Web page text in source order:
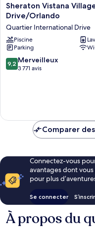
Sheraton
Vistana
Villages
Resort
Villas,
I-
Drive/Orlando
Quartier
Sheraton Vistana
Drive/Orlando
Quartier International Drive
Piscine
Parking
9.2
sur
9,2 Merveilleux
3 771 avis
Comparer
Connectez-vous
avantages dont
pour plus
Se connecter
À propos du